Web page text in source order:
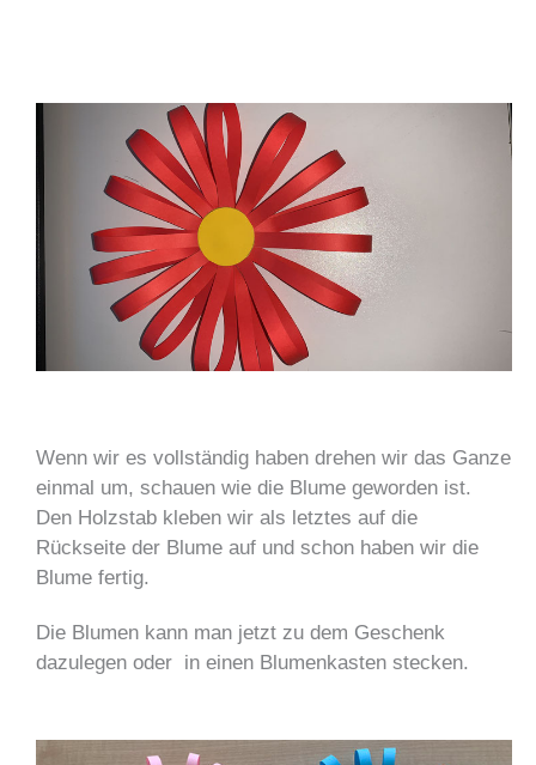
Wenn wir es vollständig haben drehen wir das Ganze
einmal um, schauen wie die Blume geworden ist.
Den Holzstab kleben wir als letztes auf die
Rückseite der Blume auf und schon haben wir die
Blume fertig.
Die Blumen kann man jetzt zu dem Geschenk
dazulegen oder in einen Blumenkasten stecken.